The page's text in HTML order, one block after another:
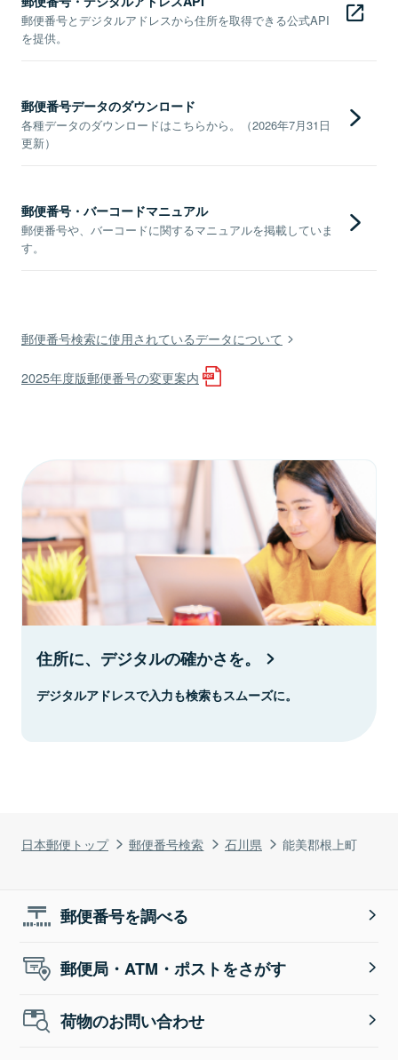
日本郵便トップ 郵便番号検索 石川県 能美郡根上町
郵便番号とデジタルアドレスから住所を取得できる公式API
を提供。
郵便番号データのダウンロード
各種データのダウンロードはこちらから。（2026年7月31日
更新）
郵便番号・バーコードマニュアル
郵便番号や、バーコードに関するマニュアルを掲載していま
す。
郵便番号検索に使用されているデータについて
2025年度版郵便番号の変更案内
住所に、デジタルの確かさを。
デジタルアドレスで入力も検索もスムーズに。
郵便番号を調べる
郵便局・ATM・ポストをさがす
荷物のお問い合わせ